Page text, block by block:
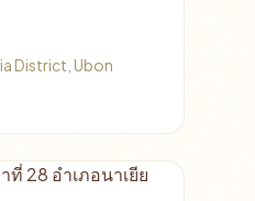
District, Ubon